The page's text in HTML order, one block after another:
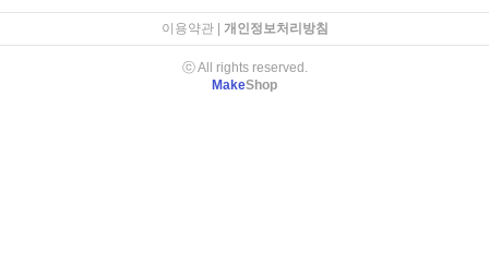
이용약관| 개인정보처리방침
ⓒ All rights reserved.
MakeShop